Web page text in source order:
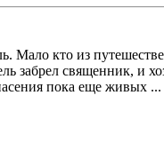
Мало кто из
забрел священник, и
пока еще живых ...